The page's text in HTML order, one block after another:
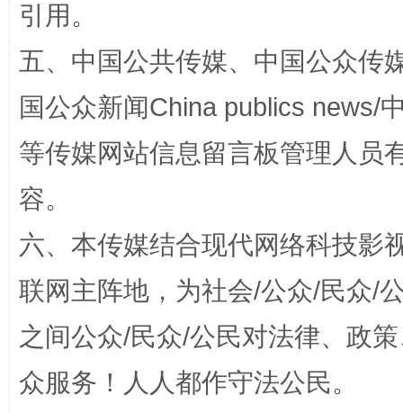
招工难、用工荒背后
引用。
五、中国公共传媒、中国公众传
国公众新闻China publics news/
等传媒网站信息留言板管理人员
容。
六、本传媒结合现代网络科技影
联网主阵地，为社会/公众/民众/
之间公众/民众/公民对法律、政
众服务！人人都作守法公民。